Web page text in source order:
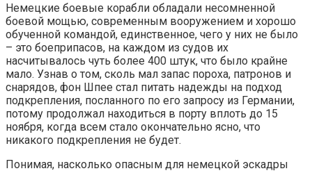
Немецкие боевые корабли обладали несомненной
боевой мощью, современным вооружением и хорошо
обученной командой, единственное, чего у них не было
– это боеприпасов, на каждом из судов их
насчитывалось чуть более 400 штук, что было крайне
мало. Узнав о том, сколь мал запас пороха, патронов и
снарядов, фон Шпее стал питать надежды на подход
подкрепления, посланного по его запросу из Германии,
потому продолжал находиться в порту вплоть до 15
ноября, когда всем стало окончательно ясно, что
никакого подкрепления не будет.
Понимая, насколько опасным для немецкой эскадры